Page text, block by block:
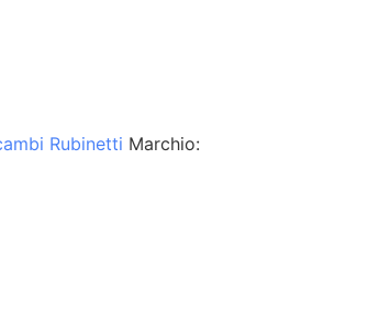
Rubinetti Marchio: